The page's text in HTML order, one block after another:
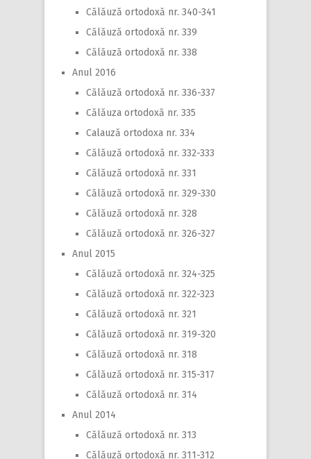
Călăuză ortodoxă nr. 340-341
Călăuză ortodoxă nr. 339
Călăuză ortodoxă nr. 338
Anul 2016
Călăuză ortodoxă nr. 336-337
Călăuza ortodoxă nr. 335
Calauză ortodoxa nr. 334
Călăuză ortodoxă nr. 332-333
Călăuză ortodoxă nr. 331
Călăuză ortodoxă nr. 329-330
Călăuză ortodoxă nr. 328
Călăuză ortodoxă nr. 326-327
Anul 2015
Călăuză ortodoxă nr. 324-325
Călăuză ortodoxă nr. 322-323
Călăuză ortodoxă nr. 321
Călăuză ortodoxă nr. 319-320
Călăuză ortodoxă nr. 318
Călăuză ortodoxă nr. 315-317
Călăuză ortodoxă nr. 314
Anul 2014
Călăuză ortodoxă nr. 313
Călăuză ortodoxă nr. 311-312